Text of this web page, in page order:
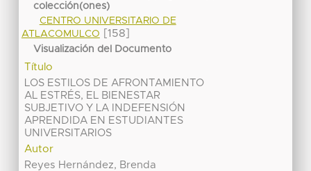
colección(ones)
CENTRO UNIVERSITARIO DE
ATLACOMULCO
[158]
Visualización del Documento
Título
LOS ESTILOS DE AFRONTAMIENTO
AL ESTRÉS, EL BIENESTAR
SUBJETIVO Y LA INDEFENSIÓN
APRENDIDA EN ESTUDIANTES
UNIVERSITARIOS
Autor
Reyes Hernández, Brenda